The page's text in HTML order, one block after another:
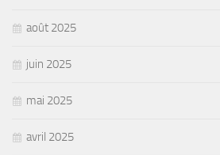
août 2025
juin 2025
mai 2025
avril 2025